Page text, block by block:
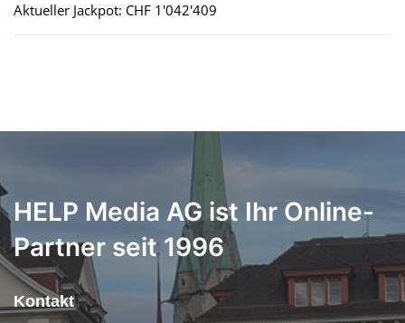
Aktueller Jackpot: CHF 1'042'409
HELP Media AG ist Ihr Online-
Partner seit 1996
Kontakt